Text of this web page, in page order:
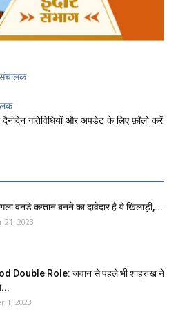
गतिविधियों और अपडेट के लिए फ़ॉलो करें
वनडे कप्तान बनने का दावेदार है ये खिलाड़ी,...
21, 2023
Double Role: जवान से पहले भी शाहरुख ने
1, 2023